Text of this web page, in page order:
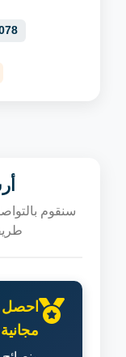
سنقوم
احصل
مجانية